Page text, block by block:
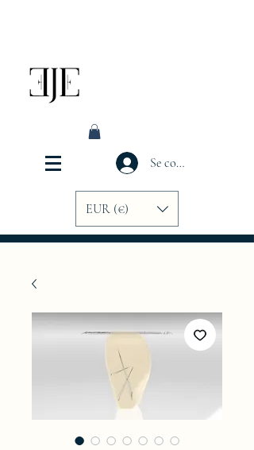
Se connecter
EUR (€)